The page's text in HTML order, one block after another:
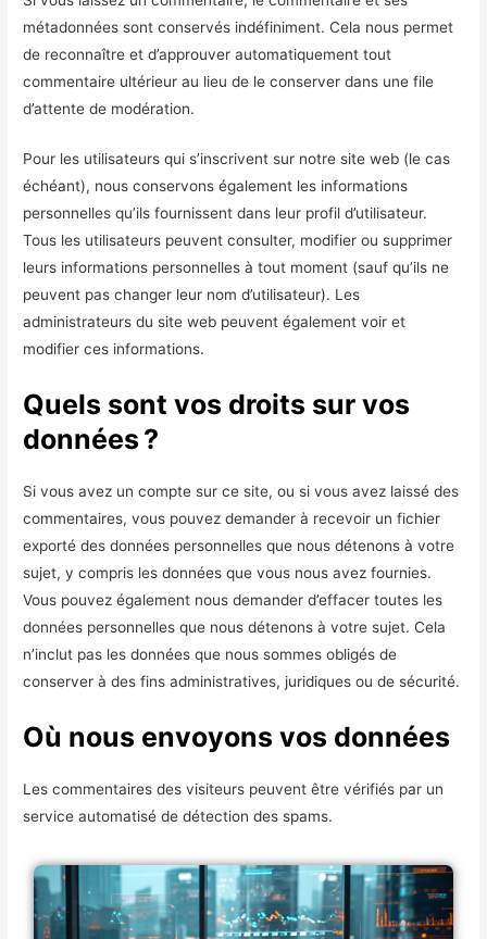
métadonnées sont conservés indéfiniment. Cela nous permet
de reconnaître et d’approuver automatiquement tout
commentaire ultérieur au lieu de le conserver dans une file
d’attente de modération.
Pour les utilisateurs qui s’inscrivent sur notre site web (le cas
échéant), nous conservons également les informations
personnelles qu’ils fournissent dans leur profil d’utilisateur.
Tous les utilisateurs peuvent consulter, modifier ou supprimer
leurs informations personnelles à tout moment (sauf qu’ils ne
peuvent pas changer leur nom d’utilisateur). Les
administrateurs du site web peuvent également voir et
modifier ces informations.
Quels sont vos droits sur vos
données ?
Si vous avez un compte sur ce site, ou si vous avez laissé des
commentaires, vous pouvez demander à recevoir un fichier
exporté des données personnelles que nous détenons à votre
sujet, y compris les données que vous nous avez fournies.
Vous pouvez également nous demander d’effacer toutes les
données personnelles que nous détenons à votre sujet. Cela
n’inclut pas les données que nous sommes obligés de
conserver à des fins administratives, juridiques ou de sécurité.
Où nous envoyons vos données
Les commentaires des visiteurs peuvent être vérifiés par un
service automatisé de détection des spams.